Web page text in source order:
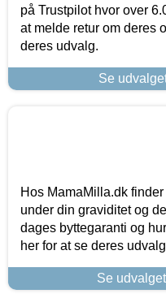
på Trustpilot hvor over
at melde retur om deres
deres udvalg.
Se
Hos MamaMilla.dk
under din graviditet og
dages byttegaranti og
her for at se deres
Se